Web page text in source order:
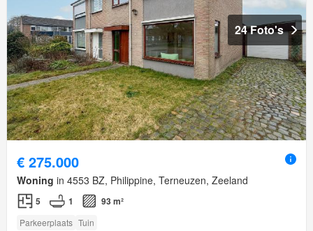
24 Foto's
€ 275.000
Woning in 4553 BZ, Philippine, Terneuzen, Zeeland
5 1 93 m²
Parkeerplaats Tuin